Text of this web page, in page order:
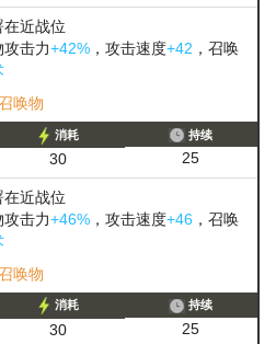
近战位
击力+42% ，攻击速度+42 ，召唤
唤物
消耗
30
持续
25
近战位
击力+46% ，攻击速度+46 ，召唤
唤物
消耗
30
持续
25